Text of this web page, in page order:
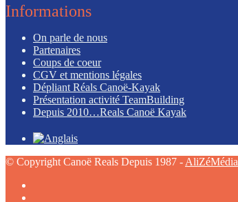
Informations
On parle de nous
Partenaires
Coups de coeur
CGV et mentions légales
Dépliant Réals Canoë-Kayak
Présentation activité TeamBuilding
Depuis 2010…Reals Canoë Kayak
© Copyright Canoë Reals Depuis 1987 - AliZéMédia